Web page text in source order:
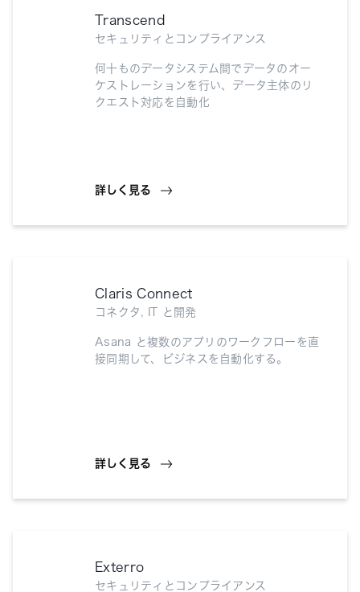
Transcend
セキュリティとコンプライアンス
何十ものデータシステム間でデータのオー
ケストレーションを行い、データ主体のリ
クエスト対応を自動化
詳しく見る
Claris Connect
コネクタ, IT と開発
Asana と複数のアプリのワークフローを直
接同期して、ビジネスを自動化する。
詳しく見る
Exterro
セキュリティとコンプライアンス